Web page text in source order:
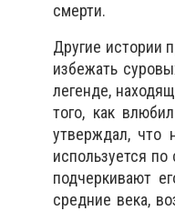
смерти.
Другие истории
избежать
легенде,
того, как
утверждал, что
используется
подчеркивают
средние века,